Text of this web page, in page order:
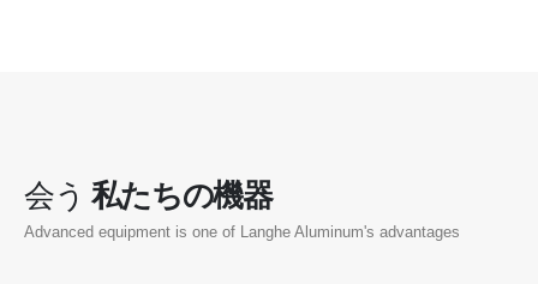
会う私たちの機器
Advanced equipment is one of Langhe Aluminum's advantages